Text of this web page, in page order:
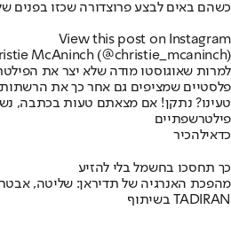
כשהם באים לבצע פרוצדורה שכזו בפנים
View this post on Instagram
McAninch (@christie_mcaninch)
למרות שאוגוסטו מודה שלא יצר את
פלסטיים שמציפים גם אחר כך את הרשתות
טעינו? נתקן! אם מצאתם טעות בכתבה,
פילטרשפתיים
כדאילהכיר
כך תחסכו בחשמל בלי להזיע
מהפכת האנרגיה של תדיראן: שליטה,
בשיתוף TADIRAN